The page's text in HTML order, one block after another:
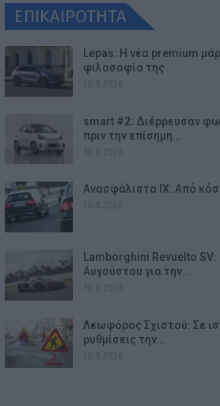
ΕΠΙΚΑΙΡΟΤΗΤΑ
Lepas: Η νέα premium
φιλοσοφία της
smart #2: Διέρρευσαν
πριν την επίσημη…
Ανασφάλιστα ΙΧ: Από
Lamborghini Revuelto
Αυγούστου για την…
Λεωφόρος Σχιστού: Σε
ρυθμίσεις την…